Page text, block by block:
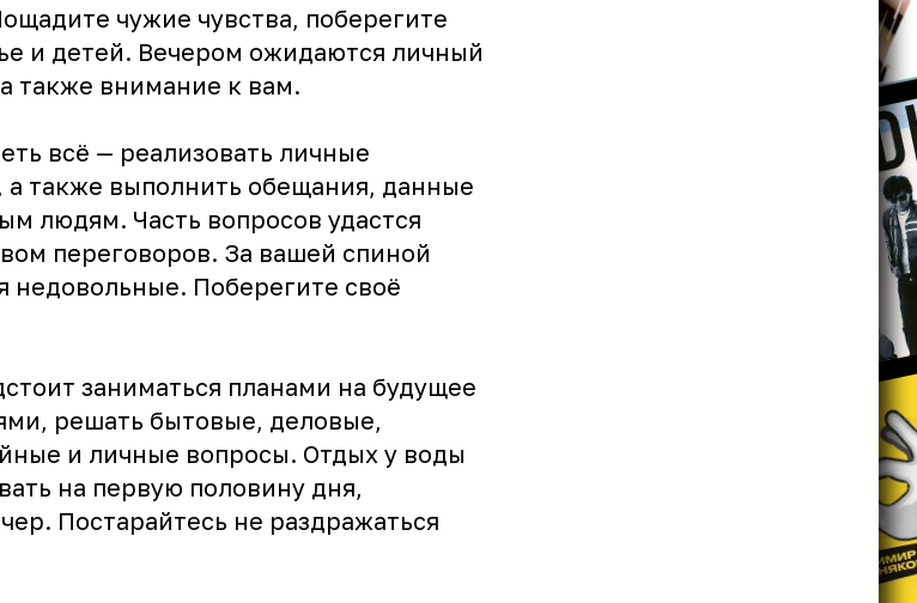
чужие чувства, поберегите
и детей. Вечером ожидаются личный
также внимание к вам.
всё — реализовать личные
а также выполнить обещания, данные
людям. Часть вопросов удастся
переговоров. За вашей спиной
недовольные. Поберегите своё
заниматься планами на будущее
решать бытовые, деловые,
и личные вопросы. Отдых у воды
на первую половину дня,
Постарайтесь не раздражаться